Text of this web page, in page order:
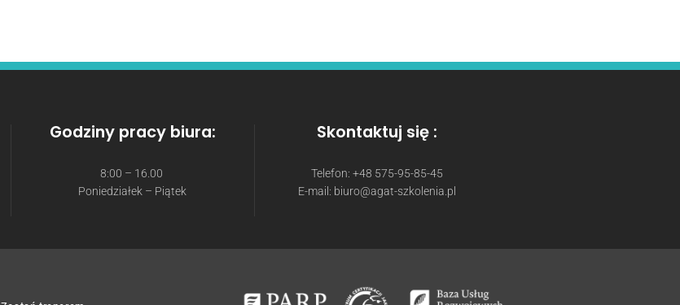
Godziny pracy biura:
8:00 – 16.00
Poniedziałek – Piątek
Skontaktuj się :
Telefon: +48 575-95-85-45
E-mail: biuro@agat-szkolenia.pl